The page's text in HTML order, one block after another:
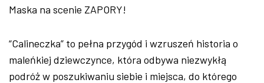
Maska na scenie ZAPORY!
“Calineczka” to pełna przygód i wzruszeń historia o
maleńkiej dziewczynce, która odbywa niezwykłą
podróż w poszukiwaniu siebie i miejsca, do którego